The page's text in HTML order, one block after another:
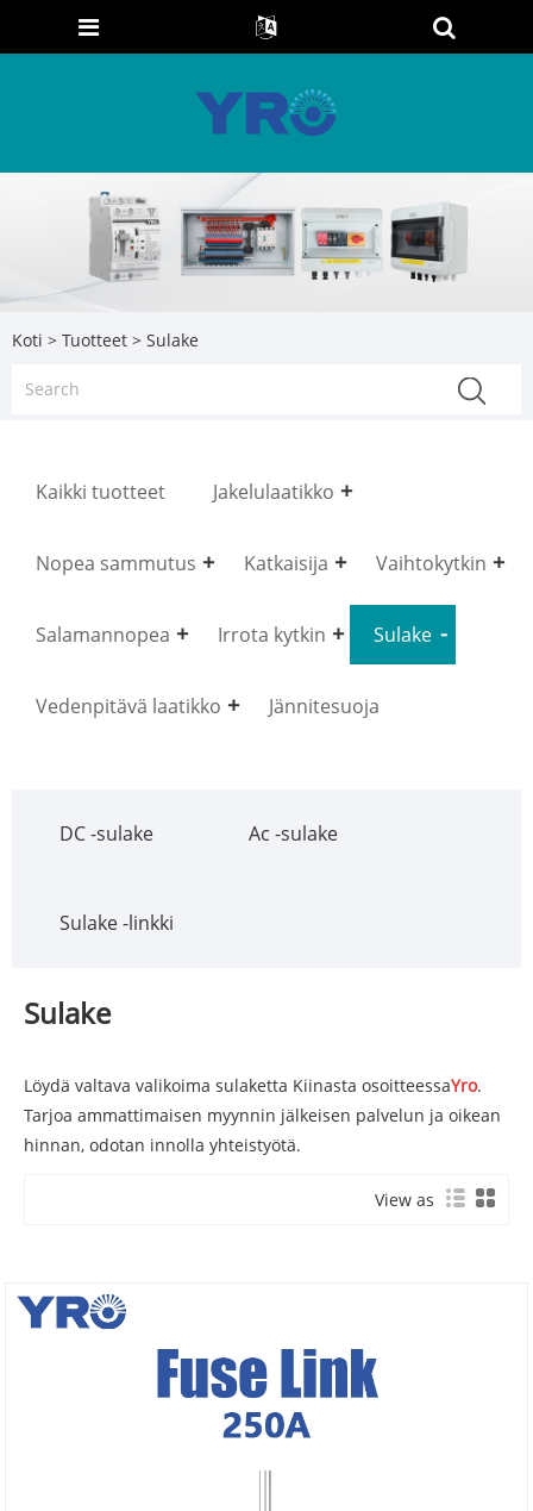
Koti > Tuotteet > Sulake
Kaikki tuotteet Jakelulaatikko
Nopea sammutus Katkaisija Vaihtokytkin
Salamannopea Irrota kytkin Sulake
Vedenpitävä laatikko Jännitesuoja
DC -sulake Ac -sulake
Sulake -linkki
Sulake
Löydä valtava valikoima sulaketta Kiinasta osoitteessaYro.
Tarjoa ammattimaisen myynnin jälkeisen palvelun ja oikean
hinnan, odotan innolla yhteistyötä.
View as